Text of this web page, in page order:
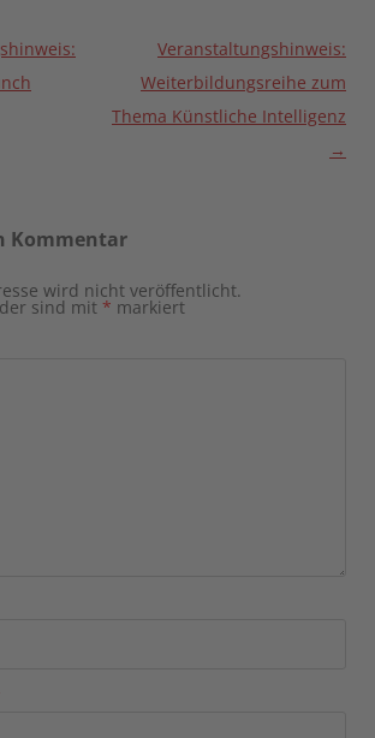
Veranstaltungshinweis:
Weiterbildungsreihe zum
Thema Künstliche Intelligenz
→
Kommentar
wird nicht veröffentlicht.
sind mit * markiert